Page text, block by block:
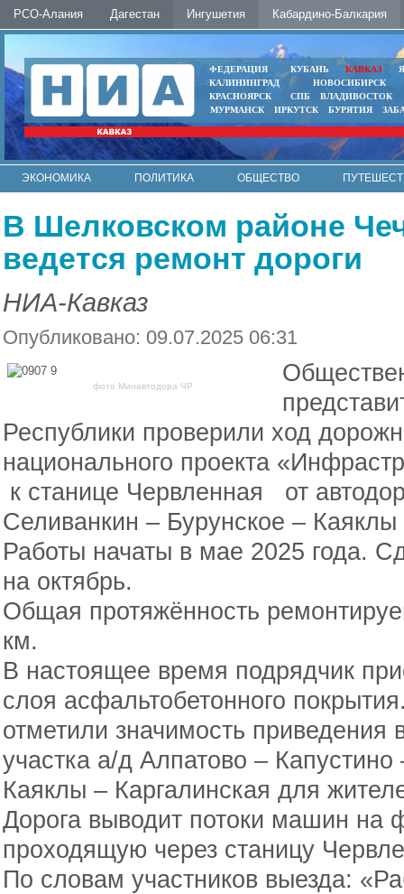
РСО-Алания Дагестан Ингушетия Кабардино-Балкария
ФЕДЕРАЦИЯ КУБАНЬ КАВКАЗ
КАЛИНИНГРАД
НОВОСИБИРСК
КРАСНОЯРСК
СПБ
ВЛАДИВОСТОК
МУРМАНСК
ИРКУТСК БУРЯТИЯ
ЭКОНОМИКА ПОЛИТИКА ОБЩЕСТВО
В Шелковском районе
ведется ремонт дороги
НИА-Кавказ
Опубликовано: 09.07.2025 06:31
фото Минавтодора ЧР
Республики проверили ход
национального проекта
к станице Червленная от
Селиванкин – Бурунское – Каяклы
Работы начаты в мае 2025 года.
на октябрь.
Общая протяжённость
км.
В настоящее время подрядчик
слоя асфальтобетонного
отметили значимость приведения
участка а/д Алпатово –
Каяклы – Каргалинская для
Дорога выводит потоки машин на
проходящую через станицу
По словам участников выезда: